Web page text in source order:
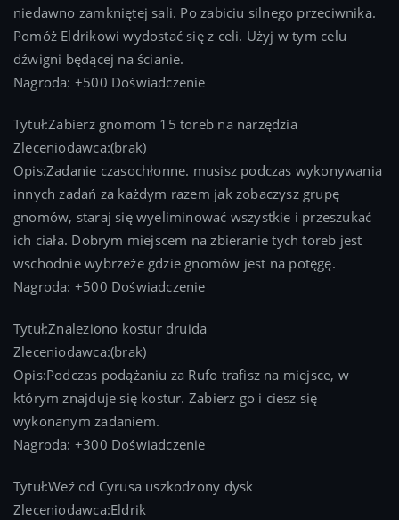
niedawno zamkniętej sali. Po zabiciu silnego przeciwnika.
Pomóż Eldrikowi wydostać się z celi. Użyj w tym celu
dźwigni będącej na ścianie.
Nagroda: +500 Doświadczenie
Tytuł:Zabierz gnomom 15 toreb na narzędzia
Zleceniodawca:(brak)
Opis:Zadanie czasochłonne. musisz podczas wykonywania
innych zadań za każdym razem jak zobaczysz grupę
gnomów, staraj się wyeliminować wszystkie i przeszukać
ich ciała. Dobrym miejscem na zbieranie tych toreb jest
wschodnie wybrzeże gdzie gnomów jest na potęgę.
Nagroda: +500 Doświadczenie
Tytuł:Znaleziono kostur druida
Zleceniodawca:(brak)
Opis:Podczas podążaniu za Rufo trafisz na miejsce, w
którym znajduje się kostur. Zabierz go i ciesz się
wykonanym zadaniem.
Nagroda: +300 Doświadczenie
Tytuł:Weź od Cyrusa uszkodzony dysk
Zleceniodawca:Eldrik